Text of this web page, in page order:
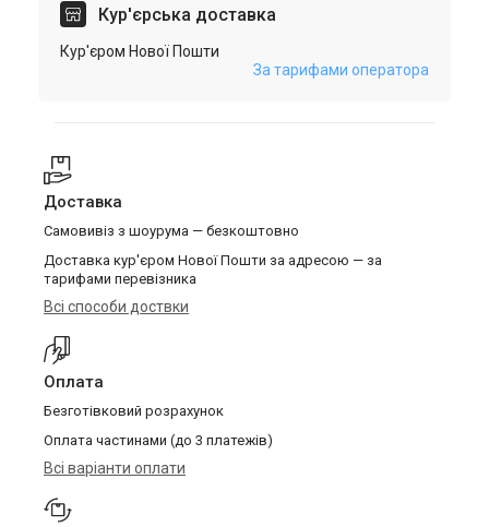
Кур'єрська доставка
Кур'єром Нової Пошти
За тарифами оператора
Доставка
Самовивіз з шоурума — безкоштовно
Доставка кур'єром Нової Пошти за адресою — за
тарифами перевізника
Всі способи доствки
Оплата
Безготівковий розрахунок
Оплата частинами (до 3 платежів)
Всі варіанти оплати